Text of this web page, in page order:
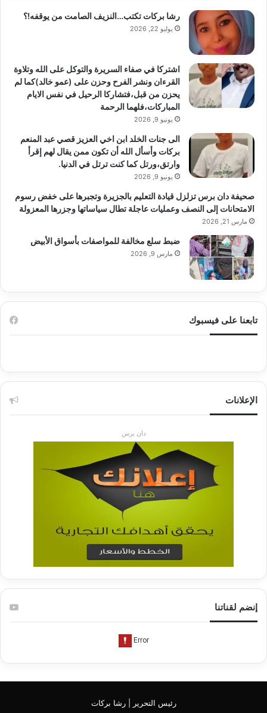
رشا بركات تكتب…النزيف الصامت من يوقفه!؟
يوليو 22, 2026
اشتركا في صفاء السريرة والتوكل على الله وتلاوة
القرءان ونشر الفرح وحزن على (عمو خالد)كما لم
يحزن من قبل،فتشاركا الرحيل في نفس الايام
المباركات،فلهما الرحمة
يونيو 9, 2026
الى جنات الخلد ابن اخي العزيز قصي عبد المنعم
بركات وأسأل الله أن تكون ممن يقال لهم إقرأ
وارتق،ورتل كما كنت ترتل في الدنيا.
يونيو 9, 2026
صحيفة دان برس تزلزل قيادة التعليم بالجزيرة وتجبرها على خفض رسوم
الامتحانات إلى النصف وعمليات عاجلة تطال سياساتها وجزرها المعزولة
مارس 21, 2026
ضبط سلع مخالفة للمواصفات بأسواق الأبيض
مارس 9, 2026
تابعنا على فيسبوك
الإعلانات
دان برس
إنضم لقناتنا
رئيس التحرير | رشا بركات